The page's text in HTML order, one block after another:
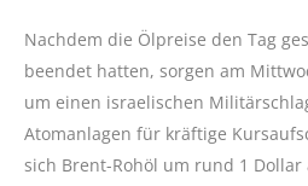
Nachdem die Ölpreise den Tag
beendet hatten, sorgen am
um einen israelischen
Atomanlagen für kräftige
sich Brent-Rohöl um rund 1